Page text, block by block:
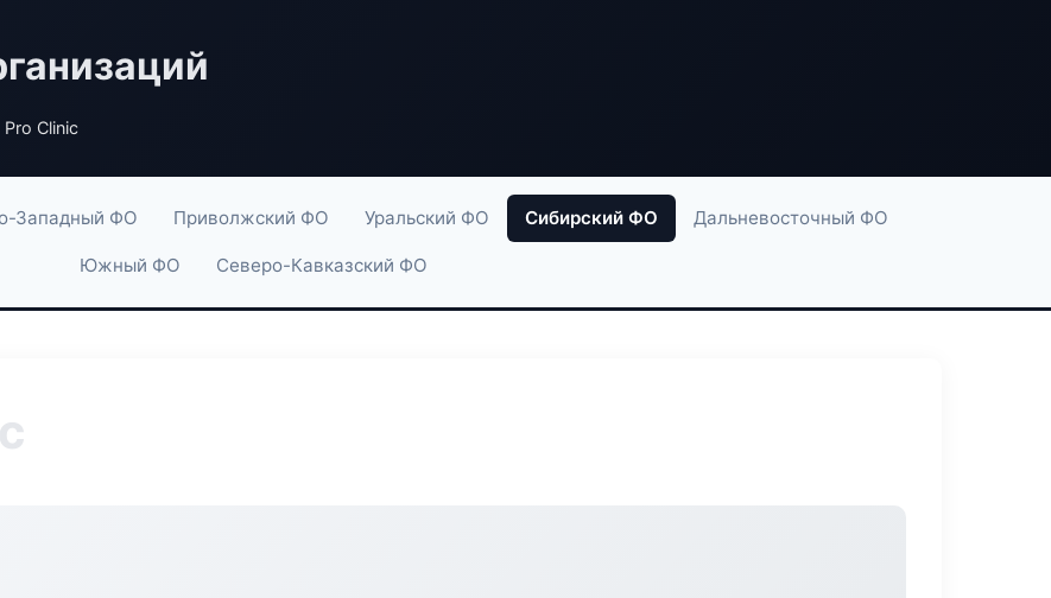
Clinic
Западный ФО Приволжский ФО Уральский ФО Сибирский ФО Дальневосточный ФО
Южный ФО Северо-Кавказский ФО